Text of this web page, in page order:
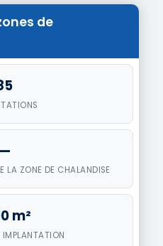
de
—
LA ZONE DE CHALANDISE
m²
IMPLANTATION